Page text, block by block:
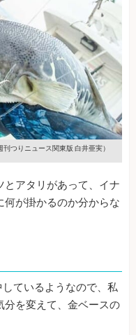
刊つりニュース関東版 白井亜実）
アタリがあって、イナ
何が掛かるのか分からな
ているようなので、私
分を変えて、金ベースの